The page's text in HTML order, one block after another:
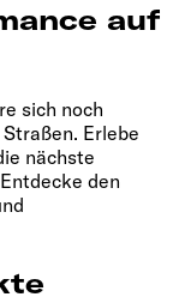
auf
sich noch
Erlebe
nächste
den